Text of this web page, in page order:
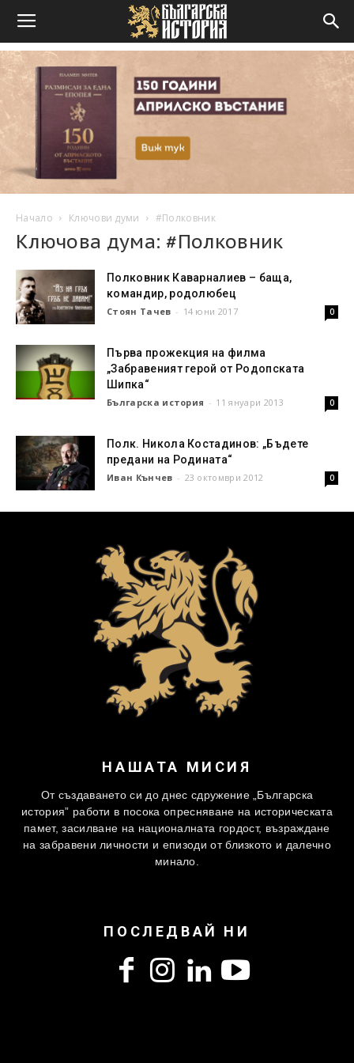
Начало Ключови думи #Полковник
Ключова дума: #Полковник
Полковник Каварналиев – баща,
командир, родолюбец
Стоян Тачев - 14 юни 2017 0
Първа прожекция на филма
„Забравеният герой от Родопската
Шипка“
Българска история - 11 януари 2013 0
Полк. Никола Костадинов: „Бъдете
предани на Родината“
Иван Кънчев - 23 октомври 2012 0
НАШАТА МИСИЯ
От създаването си до днес сдружение „Българска
история” работи в посока опресняване на историческата
памет, засилване на националната гордост, възраждане
на забравени личности и епизоди от близкото и далечно
минало.
ПОСЛЕДВАЙ НИ